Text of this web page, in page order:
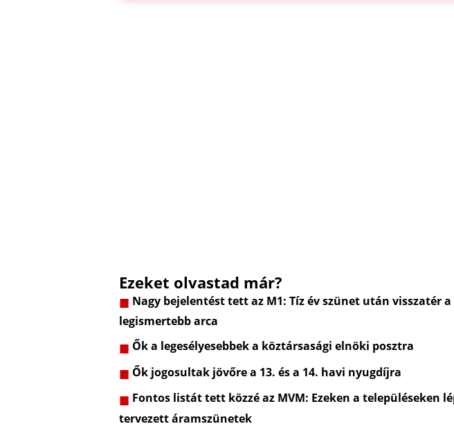
Ezeket olvastad már?
Nagy bejelentést tett az M1: Tíz év szünet után visszatér
legismertebb arca
Ők a legesélyesebbek a köztársasági elnöki posztra
Ők jogosultak jövőre a 13. és a 14. havi nyugdíjra
Fontos listát tett közzé az MVM: Ezeken a településeken
tervezett áramszünetek